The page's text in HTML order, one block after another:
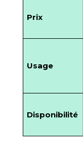
Prix
Usage
Disponibilité